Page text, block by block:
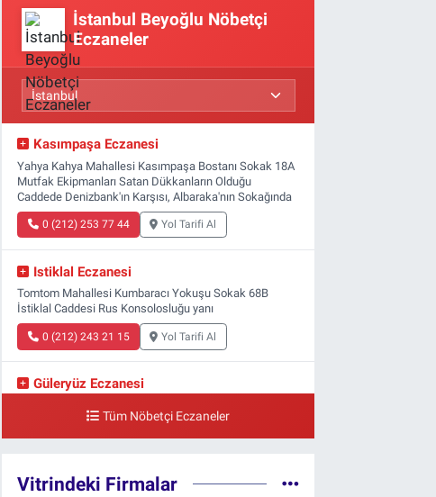
İstanbul Beyoğlu Nöbetçi
Eczaneler
Kasımpaşa Eczanesi
Yahya Kahya Mahallesi Kasımpaşa Bostanı Sokak 18A
Mutfak Ekipmanları Satan Dükkanların Olduğu
Caddede Denizbank'ın Karşısı, Albaraka'nın Sokağında
0 (212) 253 77 44 Yol Tarifi Al
Istiklal Eczanesi
Tomtom Mahallesi Kumbaracı Yokuşu Sokak 68B
İstiklal Caddesi Rus Konsolosluğu yanı
0 (212) 243 21 15 Yol Tarifi Al
Güleryüz Eczanesi
Müzesi Arkası-kalaycıbahçe Meydana Doğru
Tüm Nöbetçi Eczaneler
Vitrindeki Firmalar